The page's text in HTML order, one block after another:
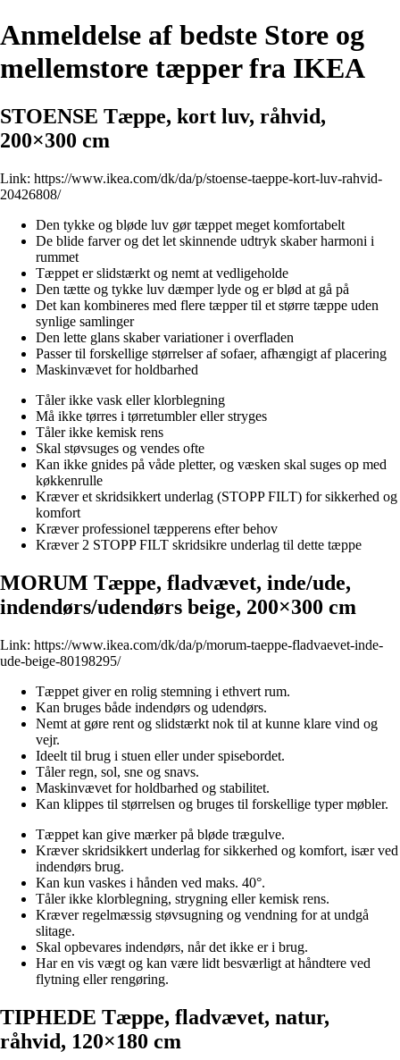
Anmeldelse af bedste Store og
mellemstore tæpper fra IKEA
STOENSE Tæppe, kort luv, råhvid,
200×300 cm
Link: https://www.ikea.com/dk/da/p/stoense-taeppe-kort-luv-rahvid-
20426808/
Den tykke og bløde luv gør tæppet meget komfortabelt
De blide farver og det let skinnende udtryk skaber harmoni i
rummet
Tæppet er slidstærkt og nemt at vedligeholde
Den tætte og tykke luv dæmper lyde og er blød at gå på
Det kan kombineres med flere tæpper til et større tæppe uden
synlige samlinger
Den lette glans skaber variationer i overfladen
Passer til forskellige størrelser af sofaer, afhængigt af placering
Maskinvævet for holdbarhed
Tåler ikke vask eller klorblegning
Må ikke tørres i tørretumbler eller stryges
Tåler ikke kemisk rens
Skal støvsuges og vendes ofte
Kan ikke gnides på våde pletter, og væsken skal suges op med
køkkenrulle
Kræver et skridsikkert underlag (STOPP FILT) for sikkerhed og
komfort
Kræver professionel tæpperens efter behov
Kræver 2 STOPP FILT skridsikre underlag til dette tæppe
MORUM Tæppe, fladvævet, inde/ude,
indendørs/udendørs beige, 200×300 cm
Link: https://www.ikea.com/dk/da/p/morum-taeppe-fladvaevet-inde-
ude-beige-80198295/
Tæppet giver en rolig stemning i ethvert rum.
Kan bruges både indendørs og udendørs.
Nemt at gøre rent og slidstærkt nok til at kunne klare vind og
vejr.
Ideelt til brug i stuen eller under spisebordet.
Tåler regn, sol, sne og snavs.
Maskinvævet for holdbarhed og stabilitet.
Kan klippes til størrelsen og bruges til forskellige typer møbler.
Tæppet kan give mærker på bløde trægulve.
Kræver skridsikkert underlag for sikkerhed og komfort, især ved
indendørs brug.
Kan kun vaskes i hånden ved maks. 40°.
Tåler ikke klorblegning, strygning eller kemisk rens.
Kræver regelmæssig støvsugning og vendning for at undgå
slitage.
Skal opbevares indendørs, når det ikke er i brug.
Har en vis vægt og kan være lidt besværligt at håndtere ved
flytning eller rengøring.
TIPHEDE Tæppe, fladvævet, natur,
råhvid, 120×180 cm